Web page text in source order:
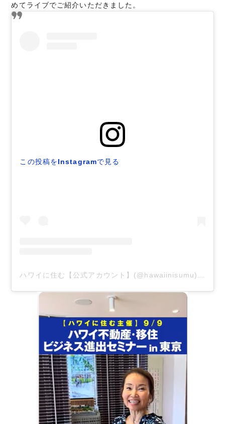
めてライブでご紹介いただきました。
この投稿をInstagramで見る
ハワイに住む【公式アカウント】(@hawaiinisumu)がシェアした投稿